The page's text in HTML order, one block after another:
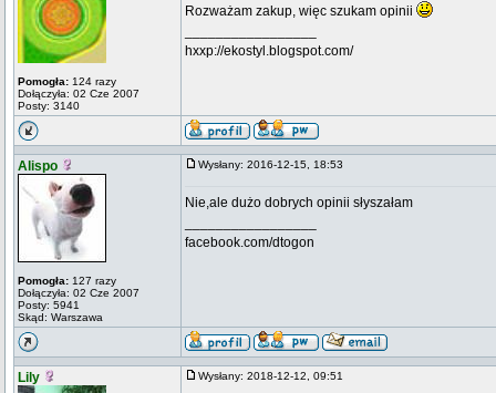
Pomogła: 124 razy
Dołączyła: 02 Cze 2007
Posty: 3140
Rozważam zakup, więc szukam opinii
hxxp://ekostyl.blogspot.com/
Alispo
Pomogła: 127 razy
Dołączyła: 02 Cze 2007
Posty: 5941
Skąd: Warszawa
Wysłany: 2016-12-15, 18:53
Nie,ale dużo dobrych opinii słyszałam
facebook.com/dtogon
Lily Wysłany: 2018-12-12, 09:51